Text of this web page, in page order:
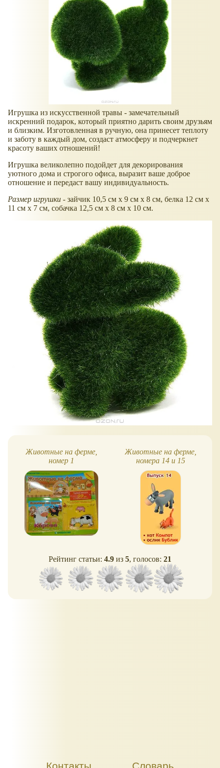
Игрушка из искусственной травы - замечательный
искренний подарок, который приятно дарить своим друзьям
и близким. Изготовленная в ручную, она принесет теплоту
и заботу в каждый дом, создаст атмосферу и подчеркнет
красоту ваших отношений!
Игрушка великолепно подойдет для декорирования
уютного дома и строгого офиса, выразит ваше доброе
отношение и передаст вашу индивидуальность.
Размер игрушки - зайчик 10,5 см х 9 см х 8 см, белка 12 см х
11 см х 7 см, собачка 12,5 см х 8 см х 10 см.
Животные на ферме,
номер 1
Животные на ферме,
номера 14 и 15
Рейтинг статьи: 4.9 из 5, голосов: 21
Контакты Словарь